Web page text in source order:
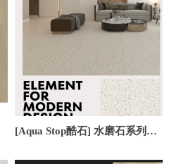
[Aqua Stop酷石] 水磨石系列｜